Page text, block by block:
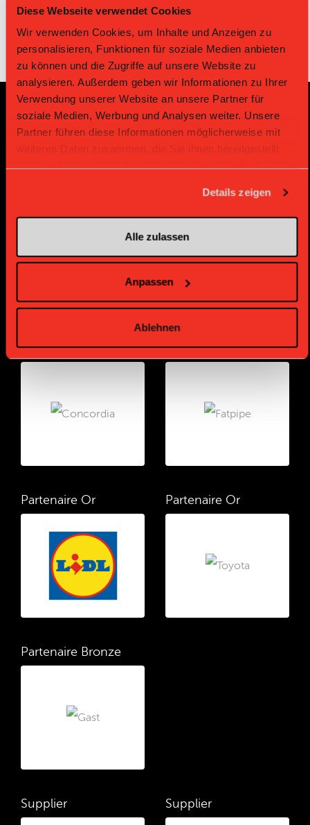
Diese Webseite verwendet Cookies
Wir verwenden Cookies, um Inhalte und Anzeigen zu
personalisieren, Funktionen für soziale Medien anbieten
zu können und die Zugriffe auf unsere Website zu
analysieren. Außerdem geben wir Informationen zu Ihrer
Verwendung unserer Website an unsere Partner für
soziale Medien, Werbung und Analysen weiter. Unsere
Partner führen diese Informationen möglicherweise mit
weiteren Daten zusammen, die Sie ihnen bereitgestellt
Details zeigen
Alle zulassen
Anpassen
Ablehnen
Partenaires principaux et
Sponsors
Partenaire Or Partenaire Or
Partenaire Or Partenaire Or
Partenaire Bronze
Supplier Supplier